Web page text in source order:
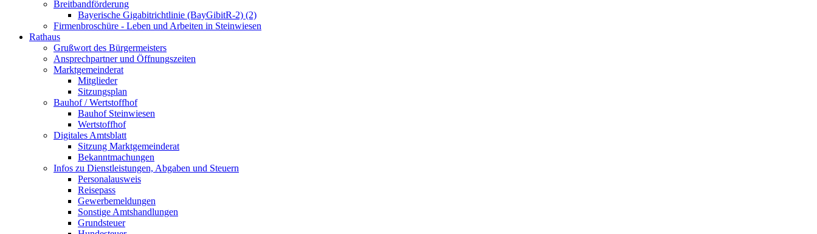
Breitbandförderung
Bayerische Gigabitrichtlinie (BayGibitR-2) (2)
Firmenbroschüre - Leben und Arbeiten in Steinwiesen
Rathaus
Grußwort des Bürgermeisters
Ansprechpartner und Öffnungszeiten
Marktgemeinderat
Mitglieder
Sitzungsplan
Bauhof / Wertstoffhof
Bauhof Steinwiesen
Wertstoffhof
Digitales Amtsblatt
Sitzung Marktgemeinderat
Bekanntmachungen
Infos zu Dienstleistungen, Abgaben und Steuern
Personalausweis
Reisepass
Gewerbemeldungen
Sonstige Amtshandlungen
Grundsteuer